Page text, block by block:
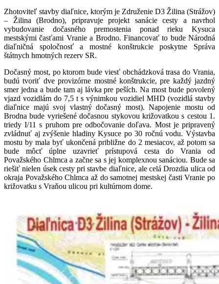
Zhotoviteľ stavby diaľnice, ktorým je Združenie D3 Žilina (Strážov)
– Žilina (Brodno), pripravuje projekt sanácie cesty a navrhol
vybudovanie dočasného premostenia ponad rieku Kysuca
mestskými časťami Vranie a Brodno. Financovať to bude Národná
diaľničná spoločnosť a mostné konštrukcie poskytne Správa
štátnych hmotných rezerv SR.
Dočasný most, po ktorom bude viesť obchádzková trasa do Vrania,
budú tvoriť dve provizórne mostné konštrukcie, pre každý jazdný
smer jedna a bude tam aj lávka pre peších. Na most bude povolený
vjazd vozidlám do 7,5 t s výnimkou vozidiel MHD (vozidlá stavby
diaľnice majú svoj vlastný dočasný most). Napojenie mostu od
Brodna bude vyriešené dočasnou stykovou križovatkou s cestou 1.
triedy I/11 s pruhom pre odbočovanie doľava. Most je pripravený
zvládnuť aj zvýšenie hladiny Kysuce po 30 ročnú vodu. Výstavba
mostu by mala byť ukončená približne do 2 mesiacov, až potom sa
bude môcť úplne uzavrieť prístupová cesta do Vrania od
Považského Chlmca a začne sa s jej komplexnou sanáciou. Bude sa
riešiť nielen úsek cesty pri stavbe diaľnice, ale celá Drozdia ulica od
okraja Považského Chlmca až do samotnej mestskej časti Vranie po
križovatku s Vraňou ulicou pri kultúrnom dome.